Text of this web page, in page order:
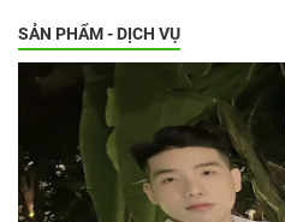
SẢN PHẨM - DỊCH VỤ